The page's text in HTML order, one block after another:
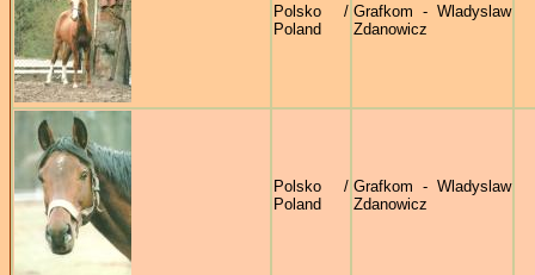
Polsko /
Poland
Grafkom - Wladyslaw
Zdanowicz
Polsko /
Poland
Grafkom - Wladyslaw
Zdanowicz